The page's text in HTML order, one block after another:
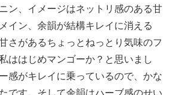
ン、イメージはネットリ感のある甘
イン、余韻が結構キレイに消える
さがあるちょっとねっとり気味のフ
ははじめマンゴーか？と思いまし
感がキレイに乗っているので、かな
です。そして余韻はハーブ感のせい